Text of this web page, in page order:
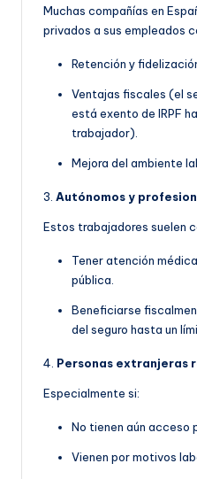
Muchas compañías en
privados a sus empleados
Retención y
Ventajas fiscales (el
está exento de IRPF
trabajador).
Mejora del ambiente
3. Autónomos y
Estos trabajadores suelen
Tener atención
pública.
Beneficiarse
del seguro hasta un
4. Personas extranjeras
Especialmente si:
No tienen aún acceso
Vienen por motivos